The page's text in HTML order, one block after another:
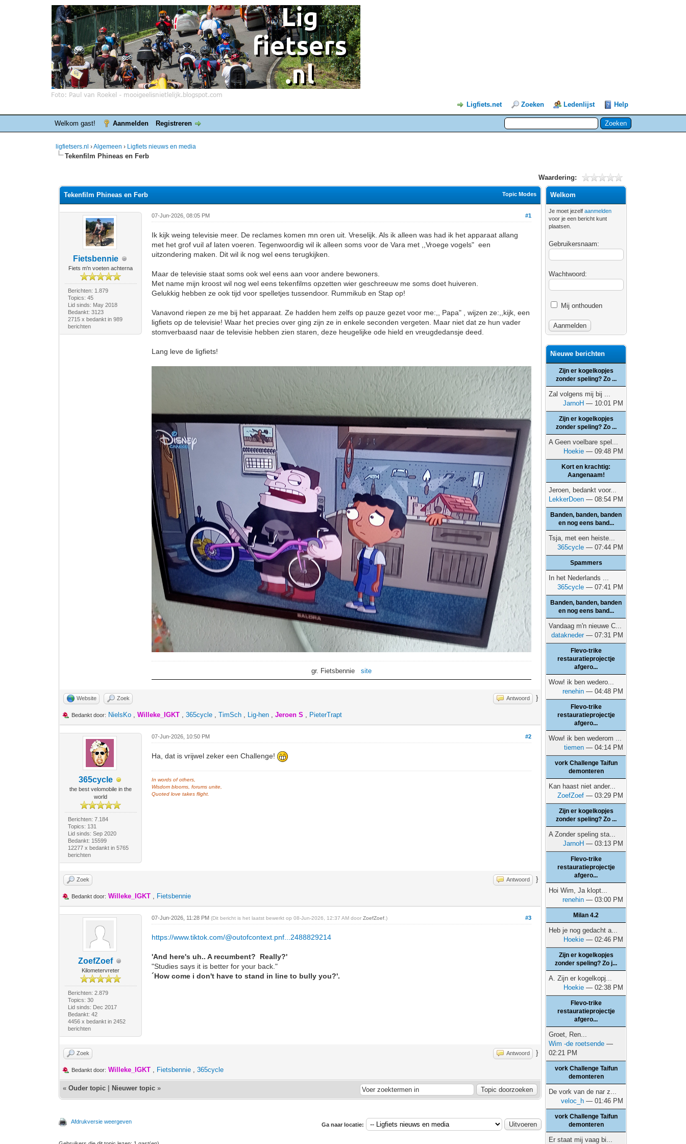
Ligfiets.net Zoeken Ledenlijst Help
Welkom gast! Aanmelden Registreren
ligfietsers.nl ›Algemeen › Ligfiets nieuws en media
Tekenfilm Phineas en Ferb
Waardering:
Topic Modes
Tekenfilm Phineas en Ferb
Fietsbennie
Fiets m'n voeten achterna
Berichten: 1.879
Topics: 45
Lid sinds: May 2018
Bedankt: 3123
2715 x bedankt in 989
berichten
#1
07-Jun-2026, 08:05 PM
Ik kijk weing televisie meer. De reclames komen mn oren uit. Vreselijk. Als ik alleen was had ik het apparaat allang
met het grof vuil af laten voeren. Tegenwoordig wil ik alleen soms voor de Vara met ,,Vroege vogels" een
uitzondering maken. Dit wil ik nog wel eens terugkijken.
Maar de televisie staat soms ook wel eens aan voor andere bewoners.
Met name mijn kroost wil nog wel eens tekenfilms opzetten wier geschreeuw me soms doet huiveren.
Gelukkig hebben ze ook tijd voor spelletjes tussendoor. Rummikub en Stap op!
Vanavond riepen ze me bij het apparaat. Ze hadden hem zelfs op pauze gezet voor me:,, Papa" , wijzen ze:,,kijk, een
ligfiets op de televisie! Waar het precies over ging zijn ze in enkele seconden vergeten. Maar niet dat ze hun vader
stomverbaasd naar de televisie hebben zien staren, deze heugelijke ode hield en vreugdedansje deed.
Lang leve de ligfiets!
gr. Fietsbenniesite
Website Zoek Antwoord }
Bedankt door: NielsKo ,Willeke_IGKT ,365cycle ,TimSch , Lig-hen ,Jeroen S , PieterTrapt
365cycle
the best velomobile in the
world
Berichten: 7.184
Topics: 131
Lid sinds: Sep 2020
Bedankt: 15599
12277 x bedankt in 5765
berichten
#2
07-Jun-2026, 10:50 PM
Ha, dat is vrijwel zeker een Challenge!
In words of others,
Wisdom blooms, forums unite,
Quoted love takes flight.
Zoek Antwoord }
Bedankt door: Willeke_IGKT , Fietsbennie
ZoefZoef
Kilometervreter
Berichten: 2.879
Topics: 30
Lid sinds: Dec 2017
Bedankt: 42
4456 x bedankt in 2452
berichten
#3
07-Jun-2026, 11:28 PM(Dit bericht is het laatst bewerkt op 08-Jun-2026, 12:37 AM doorZoefZoef.)
https://www.tiktok.com/@outofcontext.pnf...2488829214
'And here's uh.. A recumbent? Really?'
"Studies says it is better for your back."
´How come i don't have to stand in line to bully you?'.
Zoek Antwoord }
Bedankt door: Willeke_IGKT , Fietsbennie ,365cycle
«Ouder topic Nieuwer topic »
Afdrukversie weergeven Ga naar locatie:
Welkom
Je moet jezelfaanmelden
voor je een bericht kunt
plaatsen.
Gebruikersnaam:
Wachtwoord:
Mij onthouden
Nieuwe berichten
Zijn er kogelkopjes
zonder speling? Zo ...
Zal volgens mij bij ...
JarnoH — 10:01 PM
Zijn er kogelkopjes
zonder speling? Zo ...
A Geen voelbare spel...
Hoekie — 09:48 PM
Kort en krachtig:
Aangenaam!
Jeroen, bedankt voor...
LekkerDoen — 08:54 PM
Banden, banden, banden
en nog eens band...
Tsja, met een heiste...
365cycle — 07:44 PM
Spammers
In het Nederlands ...
365cycle — 07:41 PM
Banden, banden, banden
en nog eens band...
Vandaag m'n nieuwe C...
datakneder— 07:31 PM
Flevo-trike
restauratieprojectje
afgero...
Wow! ik ben wedero...
renehin — 04:48 PM
Flevo-trike
restauratieprojectje
afgero...
Wow! ik ben wederom ...
tiemen — 04:14 PM
vork Challenge Taifun
demonteren
Kan haast niet ander...
ZoefZoef — 03:29 PM
Zijn er kogelkopjes
zonder speling? Zo ...
A Zonder speling sta...
JarnoH — 03:13 PM
Flevo-trike
restauratieprojectje
afgero...
Hoi Wim, Ja klopt...
renehin — 03:00 PM
Milan 4.2
Heb je nog gedacht a...
Hoekie — 02:46 PM
Zijn er kogelkopjes
zonder speling? Zo j...
A. Zijn er kogelkopj...
Hoekie — 02:38 PM
Flevo-trike
restauratieprojectje
afgero...
Groet, Ren...
Wim -de roetsende —
02:21 PM
vork Challenge Taifun
demonteren
De vork van de nar z...
veloc_h — 01:46 PM
vork Challenge Taifun
demonteren
Er staat mij vaag bi...